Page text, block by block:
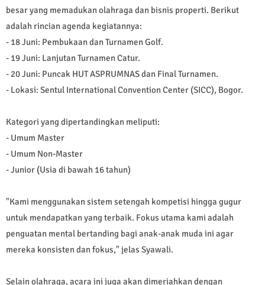
besar yang memadukan olahraga dan bisnis properti. Berikut
adalah rincian agenda kegiatannya:
- ​18 Juni: Pembukaan dan Turnamen Golf.
- ​19 Juni: Lanjutan Turnamen Catur.
- ​20 Juni: Puncak HUT ASPRUMNAS dan Final Turnamen.
- ​Lokasi: Sentul International Convention Center (SICC), Bogor.
Kategori yang dipertandingkan meliputi:
- ​Umum Master
- ​Umum Non-Master
- ​Junior (Usia di bawah 16 tahun)
​"Kami menggunakan sistem setengah kompetisi hingga gugur
untuk mendapatkan yang terbaik. Fokus utama kami adalah
penguatan mental bertanding bagi anak-anak muda ini agar
mereka konsisten dan fokus," jelas Syawali.
Selain olahraga, acara ini juga akan dimeriahkan dengan